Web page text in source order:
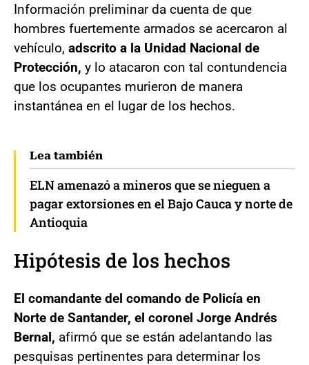
Información preliminar da cuenta de que
hombres fuertemente armados se acercaron al
vehículo, adscrito a la Unidad Nacional de
Protección, y lo atacaron con tal contundencia
que los ocupantes murieron de manera
instantánea en el lugar de los hechos.
Lea también
ELN amenazó a mineros que se nieguen a
pagar extorsiones en el Bajo Cauca y norte de
Antioquia
Hipótesis de los hechos
El comandante del comando de Policía en
Norte de Santander, el coronel Jorge Andrés
Bernal, afirmó que se están adelantando las
pesquisas pertinentes para determinar los